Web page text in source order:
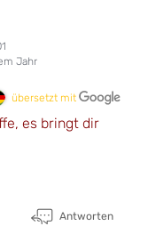
Jahr
übersetzt mit
es bringt dir
Antworten